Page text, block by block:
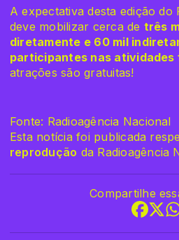
A expectativa desta edição do
deve mobilizar cerca de três
diretamente e 60 mil
participantes nas atividades
atrações são gratuitas!
Fonte: Radioagência Nacional
Esta notícia foi publicada
reprodução da Radioagência
Compartilhe